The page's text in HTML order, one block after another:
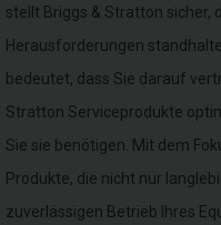
stellt Briggs & Stratton sicher,
Herausforderungen
bedeutet, dass Sie darauf
Stratton Serviceprodukte
Sie sie benötigen. Mit dem
Produkte, die nicht nur
zuverlässigen Betrieb Ihres